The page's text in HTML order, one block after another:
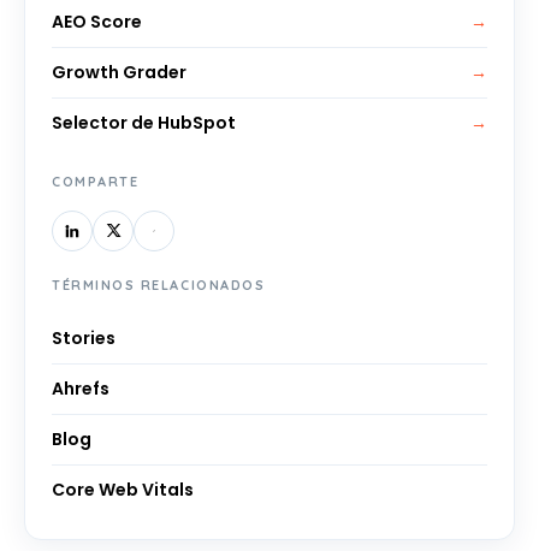
AEO Score →
Growth Grader →
Selector de HubSpot →
COMPARTE
TÉRMINOS RELACIONADOS
Stories
Ahrefs
Blog
Core Web Vitals